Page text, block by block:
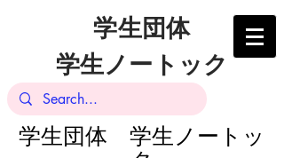
学生団体
学生ノートック
​学生団体 学生ノートッ